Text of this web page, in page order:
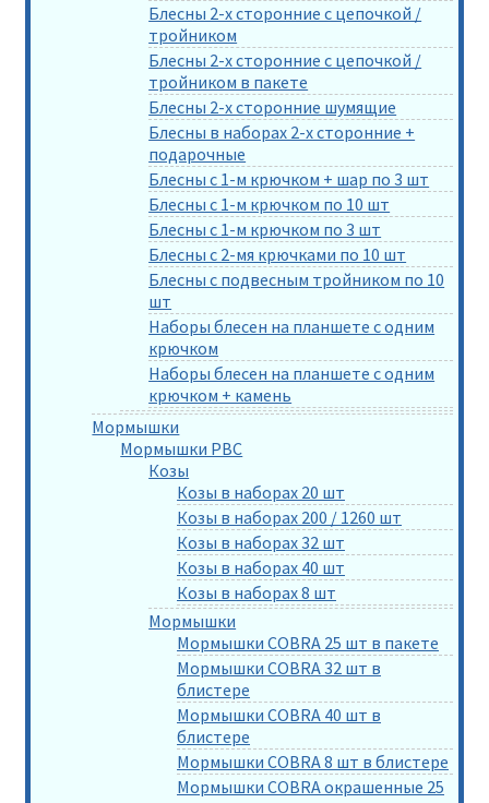
Блесны 2-х сторонние с цепочкой /
тройником
Блесны 2-х сторонние с цепочкой /
тройником в пакете
Блесны 2-х сторонние шумящие
Блесны в наборах 2-х сторонние +
подарочные
Блесны с 1-м крючком + шар по 3 шт
Блесны с 1-м крючком по 10 шт
Блесны с 1-м крючком по 3 шт
Блесны с 2-мя крючками по 10 шт
Блесны с подвесным тройником по 10
шт
Наборы блесен на планшете с одним
крючком
Наборы блесен на планшете с одним
крючком + камень
Мормышки
Мормышки РВС
Козы
Козы в наборах 20 шт
Козы в наборах 200 / 1260 шт
Козы в наборах 32 шт
Козы в наборах 40 шт
Козы в наборах 8 шт
Мормышки
Мормышки COBRA 25 шт в пакете
Мормышки COBRA 32 шт в
блистере
Мормышки COBRA 40 шт в
блистере
Мормышки COBRA 8 шт в блистере
Мормышки COBRA окрашенные 25